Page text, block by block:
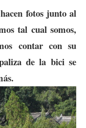
fotos junto al
tal cual somos,
contar con su
de la bici se